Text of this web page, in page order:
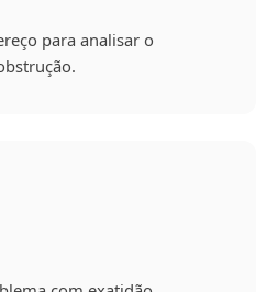
para analisar o